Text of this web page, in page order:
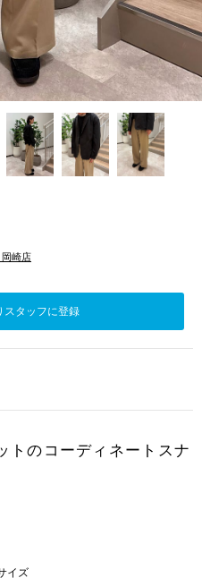
岡崎店
スタッフに登録
トのコーディネートスナ
イズ